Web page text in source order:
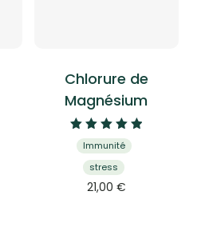
Chlorure de
Magnésium
Note
4.96
sur 5
Immunité
stress
21,00 €